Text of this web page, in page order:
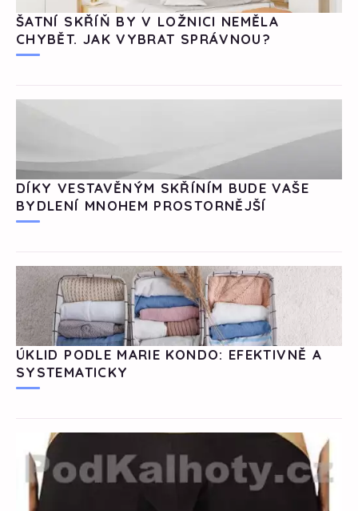
ŠATNÍ SKŘÍŇ BY V LOŽNICI NEMĚLA
CHYBĚT. JAK VYBRAT SPRÁVNOU?
DÍKY VESTAVĚNÝM SKŘÍNÍM BUDE VAŠE
BYDLENÍ MNOHEM PROSTORNĚJŠÍ
ÚKLID PODLE MARIE KONDO: EFEKTIVNĚ A
SYSTEMATICKY